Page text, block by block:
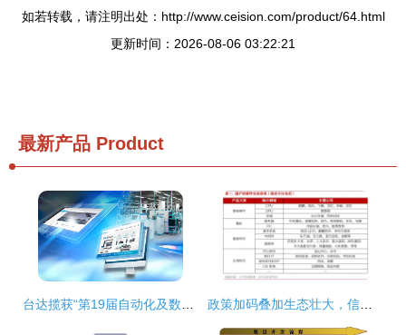
如若转载，请注明出处：http://www.ceision.com/product/64.html
更新时间：2026-08-06 03:22:21
最新产品 Product